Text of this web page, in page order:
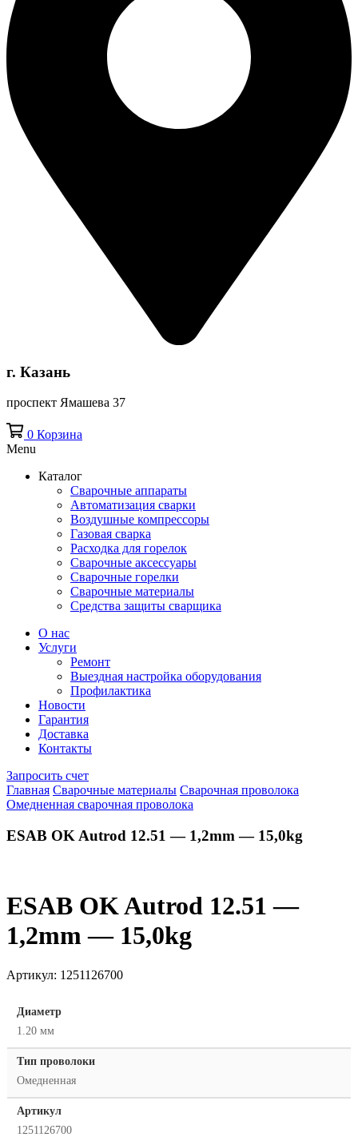
г. Казань
проспект Ямашева 37
0 Корзина
Menu
Каталог
Сварочные аппараты
Автоматизация сварки
Воздушные компрессоры
Газовая сварка
Расходка для горелок
Сварочные аксессуары
Сварочные горелки
Сварочные материалы
Средства защиты сварщика
О нас
Услуги
Ремонт
Выездная настройка оборудования
Профилактика
Новости
Гарантия
Доставка
Контакты
Запросить счет
Главная Сварочные материалы Сварочная проволока
Омедненная сварочная проволока
ESAB OK Autrod 12.51 — 1,2mm — 15,0kg
ESAB OK Autrod 12.51 —
1,2mm — 15,0kg
Артикул: 1251126700
Диаметр
1.20 мм
Тип проволоки
Омедненная
Артикул
1251126700